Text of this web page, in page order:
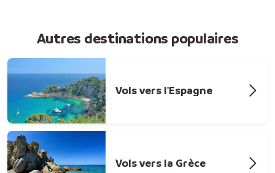
Autres destinations populaires
Vols vers l'Espagne
Vols vers la Grèce